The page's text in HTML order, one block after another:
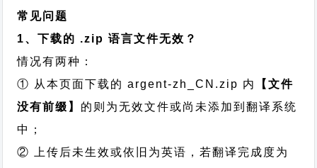
常见问题
1、下载的 .zip 语言文件无效？
情况有两种：
① 从本页面下载的 argent-zh_CN.zip 内
【文件
没有前缀】 的则为无效文件或尚未添加到翻译系统
中；
② 上传后未生效或依旧为英语，若翻译完成度为